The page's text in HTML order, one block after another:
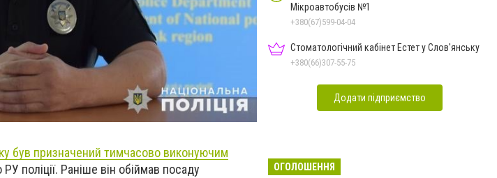
був призначений тимчасово виконуючим
поліції. Раніше він обіймав посаду
Мікроавтобусів №1
+380(67)599-04-04
Стоматологічний кабінет Естет у Слов'янську
+380(66)307-55-75
Додати підприємство
ОГОЛОШЕННЯ